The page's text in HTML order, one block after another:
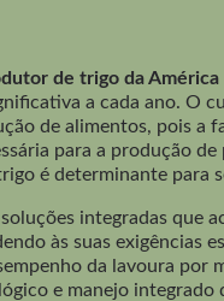
de trigo da América
a cada ano. O
de alimentos, pois a
para a produção de
é determinante para
integradas que
às suas exigências
da lavoura por
e manejo integrado